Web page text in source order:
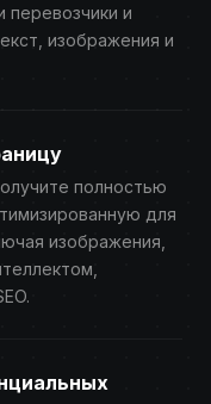
перевозчики и
изображения и
полностью
для
изображения,